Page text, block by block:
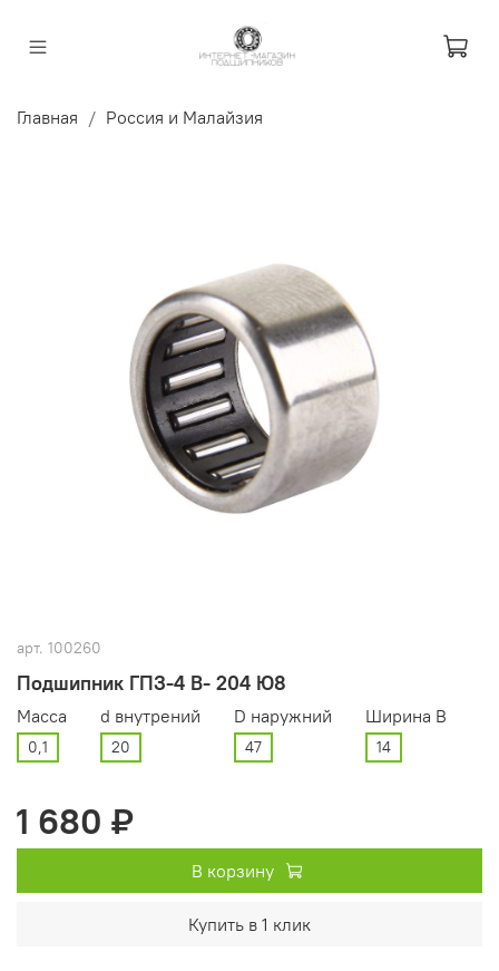
Главная Россия и Малайзия
арт. 100260
Подшипник ГПЗ-4 В- 204 Ю8
Масса
0,1
d внутрений
20
D наружний
47
Ширина В
14
1 680 ₽
В корзину
Купить в 1 клик